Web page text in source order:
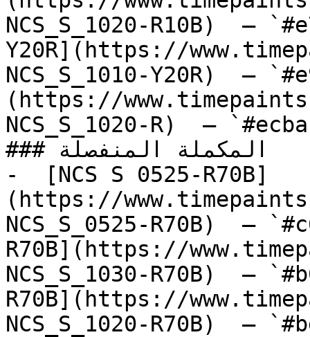
NCS_S_1020-R10B)  —
Y20R](https://
NCS_S_1010-Y20R)  —
(https://
NCS_S_1020-R)  —
### المكملة المنفصلة
-  [NCS S 0525-R70B]
(https://
NCS_S_0525-R70B)  —
R70B](https://
NCS_S_1030-R70B)  —
R70B](https://
NCS_S_1020-R70B)  —